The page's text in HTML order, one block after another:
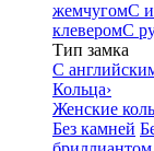
жемчугомС
клеверомС
Тип замка
С
Кольца›
Женские
Без камней